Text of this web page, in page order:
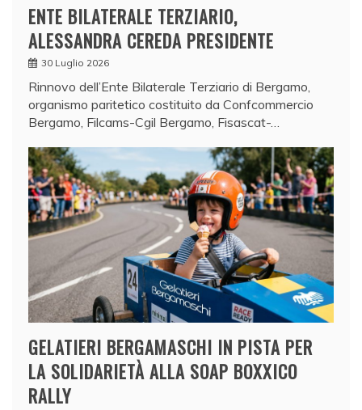
ENTE BILATERALE TERZIARIO,
ALESSANDRA CEREDA PRESIDENTE
30 Luglio 2026
Rinnovo dell’Ente Bilaterale Terziario di Bergamo,
organismo paritetico costituito da Confcommercio
Bergamo, Filcams-Cgil Bergamo, Fisascat-…
GELATIERI BERGAMASCHI IN PISTA PER
LA SOLIDARIETÀ ALLA SOAP BOXXICO
RALLY